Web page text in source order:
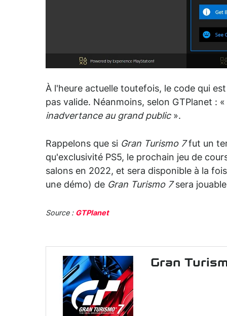
À l'heure actuelle toutefois, le code qui
pas valide. Néanmoins, selon GTPlanet : «
inadvertance au grand public ».
Rappelons que si Gran Turismo 7fut un
qu'exclusivité PS5, le prochain jeu de
salons en 2022, et sera disponible à la
une démo) de Gran Turismo 7sera
Source : GTPlanet
Gran